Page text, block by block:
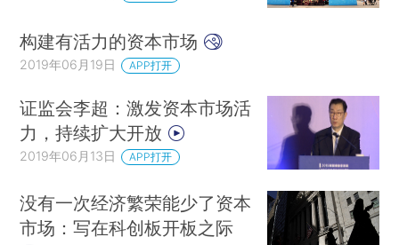
构建有活力的资本市场
2019年06月19日 APP打开
证监会李超：激发资本市场活
力，持续扩大开放
2019年06月13日 APP打开
没有一次经济繁荣能少了资本
市场：写在科创板开板之际